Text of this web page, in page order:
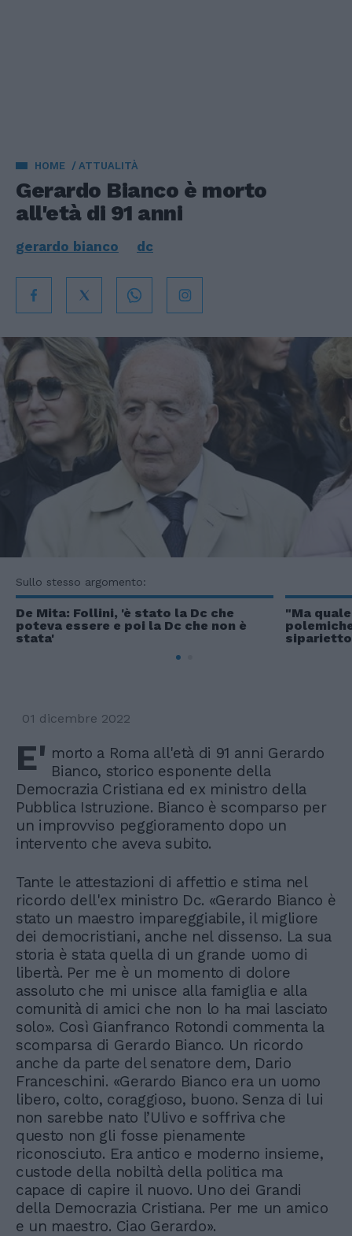
HOME ATTUALITÀ
Gerardo Bianco è morto
all'età di 91 anni
gerardo bianco dc
Sullo stesso argomento:
De Mita: Follini, 'è stato la Dc che
poteva essere e poi la Dc che non è
stata'
"Ma
01 dicembre 2022
E' morto a Roma all'età di 91 anni Gerardo
Bianco, storico esponente della
Democrazia Cristiana ed ex ministro della
Pubblica Istruzione. Bianco è scomparso per
un improvviso peggioramento dopo un
intervento che aveva subito.
Tante le attestazioni di affettio e stima nel
ricordo dell'ex ministro Dc. «Gerardo Bianco è
stato un maestro impareggiabile, il migliore
dei democristiani, anche nel dissenso. La sua
storia è stata quella di un grande uomo di
libertà. Per me è un momento di dolore
assoluto che mi unisce alla famiglia e alla
comunità di amici che non lo ha mai lasciato
solo». Così Gianfranco Rotondi commenta la
scomparsa di Gerardo Bianco. Un ricordo
anche da parte del senatore dem, Dario
Franceschini. «Gerardo Bianco era un uomo
libero, colto, coraggioso, buono. Senza di lui
non sarebbe nato l’Ulivo e soffriva che
questo non gli fosse pienamente
riconosciuto. Era antico e moderno insieme,
custode della nobiltà della politica ma
capace di capire il nuovo. Uno dei Grandi
della Democrazia Cristiana. Per me un amico
e un maestro. Ciao Gerardo».